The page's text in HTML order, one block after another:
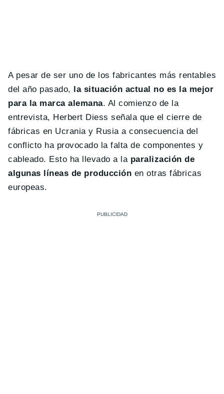
A pesar de ser uno de los fabricantes más rentables
del año pasado, la situación actual no es la mejor
para la marca alemana. Al comienzo de la
entrevista, Herbert Diess señala que el cierre de
fábricas en Ucrania y Rusia a consecuencia del
conflicto ha provocado la falta de componentes y
cableado. Esto ha llevado a la paralización de
algunas líneas de producción en otras fábricas
europeas.